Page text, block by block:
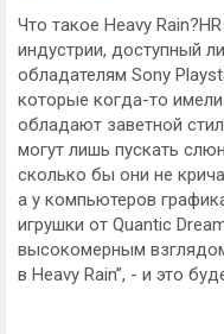
Что такое Heavy
индустрии, доступный
обладателям Sony
которые когда-то имели
обладают заветной
могут лишь пускать
сколько бы они не
а у компьютеров
игрушки от Quantic
высокомерным
в Heavy Rain”, - и это